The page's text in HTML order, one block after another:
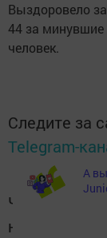
Выздоровело
44 за минувшие
человек.
Следите за
Telegram-
Читайте
А